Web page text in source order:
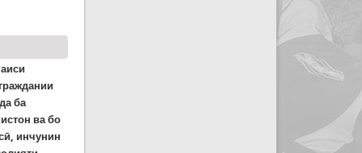
ба
ва бо
инчунин